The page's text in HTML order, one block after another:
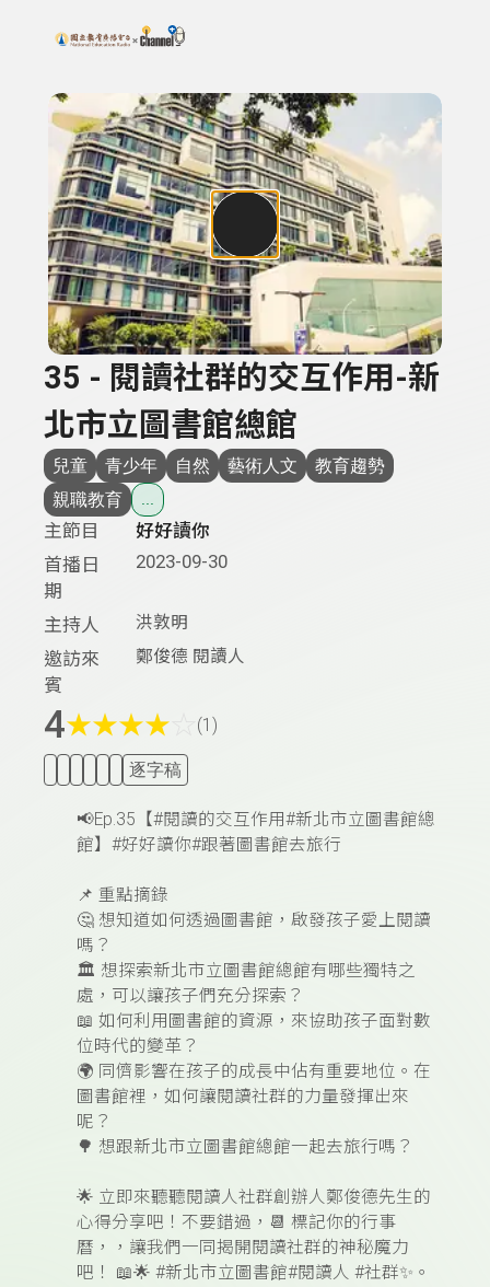
上方功能區塊
搜尋關鍵字：可輸入節目名稱、主持人或關鍵字
35 - 閱讀社群的交互作用-新
北市立圖書館總館
兒童 青少年 自然 藝術人文
教育趨勢
親職教育
主節目
好好讀你
首播日
期
2023-09-30
主持人 洪敦明
邀訪來
賓
鄭俊德 閱讀人
4★★★★ (1)
逐字稿
📢Ep.35 【#閱讀的交互作用#新北市立圖書館總
館】#好好讀你#跟著圖書館去旅行
📌 重點摘錄
🤔 想知道如何透過圖書館，啟發孩子愛上閱讀
嗎？
🏛️ 想探索新北市立圖書館總館有哪些獨特之
處，可以讓孩子們充分探索？
📖 如何利用圖書館的資源，來協助孩子面對數
位時代的變革？
🌍 同儕影響在孩子的成長中佔有重要地位。在
圖書館裡，如何讓閱讀社群的力量發揮出來
呢？
🌳 想跟新北市立圖書館總館一起去旅行嗎？
🌟 立即來聽聽閱讀人社群創辦人鄭俊德先生的
心得分享吧！不要錯過， 📆 標記你的行事
曆，，讓我們一同揭開閱讀社群的神秘魔力
吧！
📖🌟 #新北市立圖書館#閱讀人 #社群✨ 。